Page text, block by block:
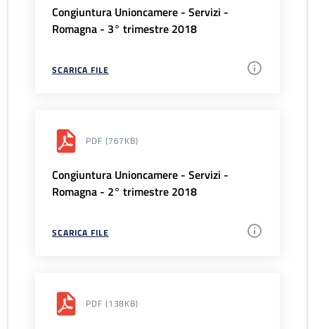
Congiuntura Unioncamere - Servizi -
Romagna - 3° trimestre 2018
SCARICA FILE
PDF (767KB)
Congiuntura Unioncamere - Servizi -
Romagna - 2° trimestre 2018
SCARICA FILE
PDF (138KB)